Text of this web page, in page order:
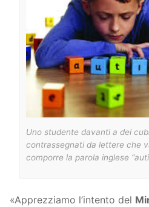
Uno studente davanti a dei
contrassegnati da lettere che
comporre la parola inglese
«Apprezziamo l’intento del